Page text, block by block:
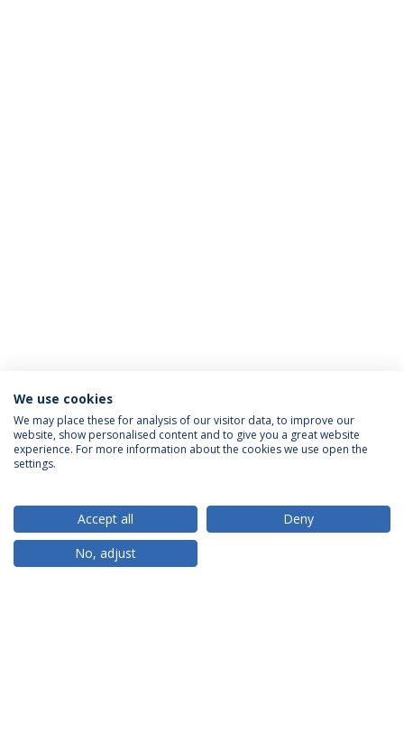
ACREDITAÇÕES
RANKINGS
We use cookies
We may place these for analysis of our visitor data, to improve our
website, show personalised content and to give you a great website
experience. For more information about the cookies we use open the
settings.
Accept all
Deny
No, adjust